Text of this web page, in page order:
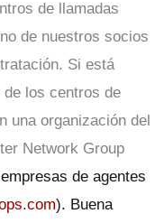
de llamadas
de nuestros socios
Si está
los centros de
una organización del
Network Group
de agentes
). Buena